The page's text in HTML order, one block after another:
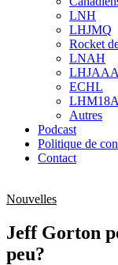
sub
menu
LNH
LHJMQ
Rocket
LNAH
ECHL
Autres
Podcast
Politique de
Contact
Nouvelles
Jeff Gorton
peu?